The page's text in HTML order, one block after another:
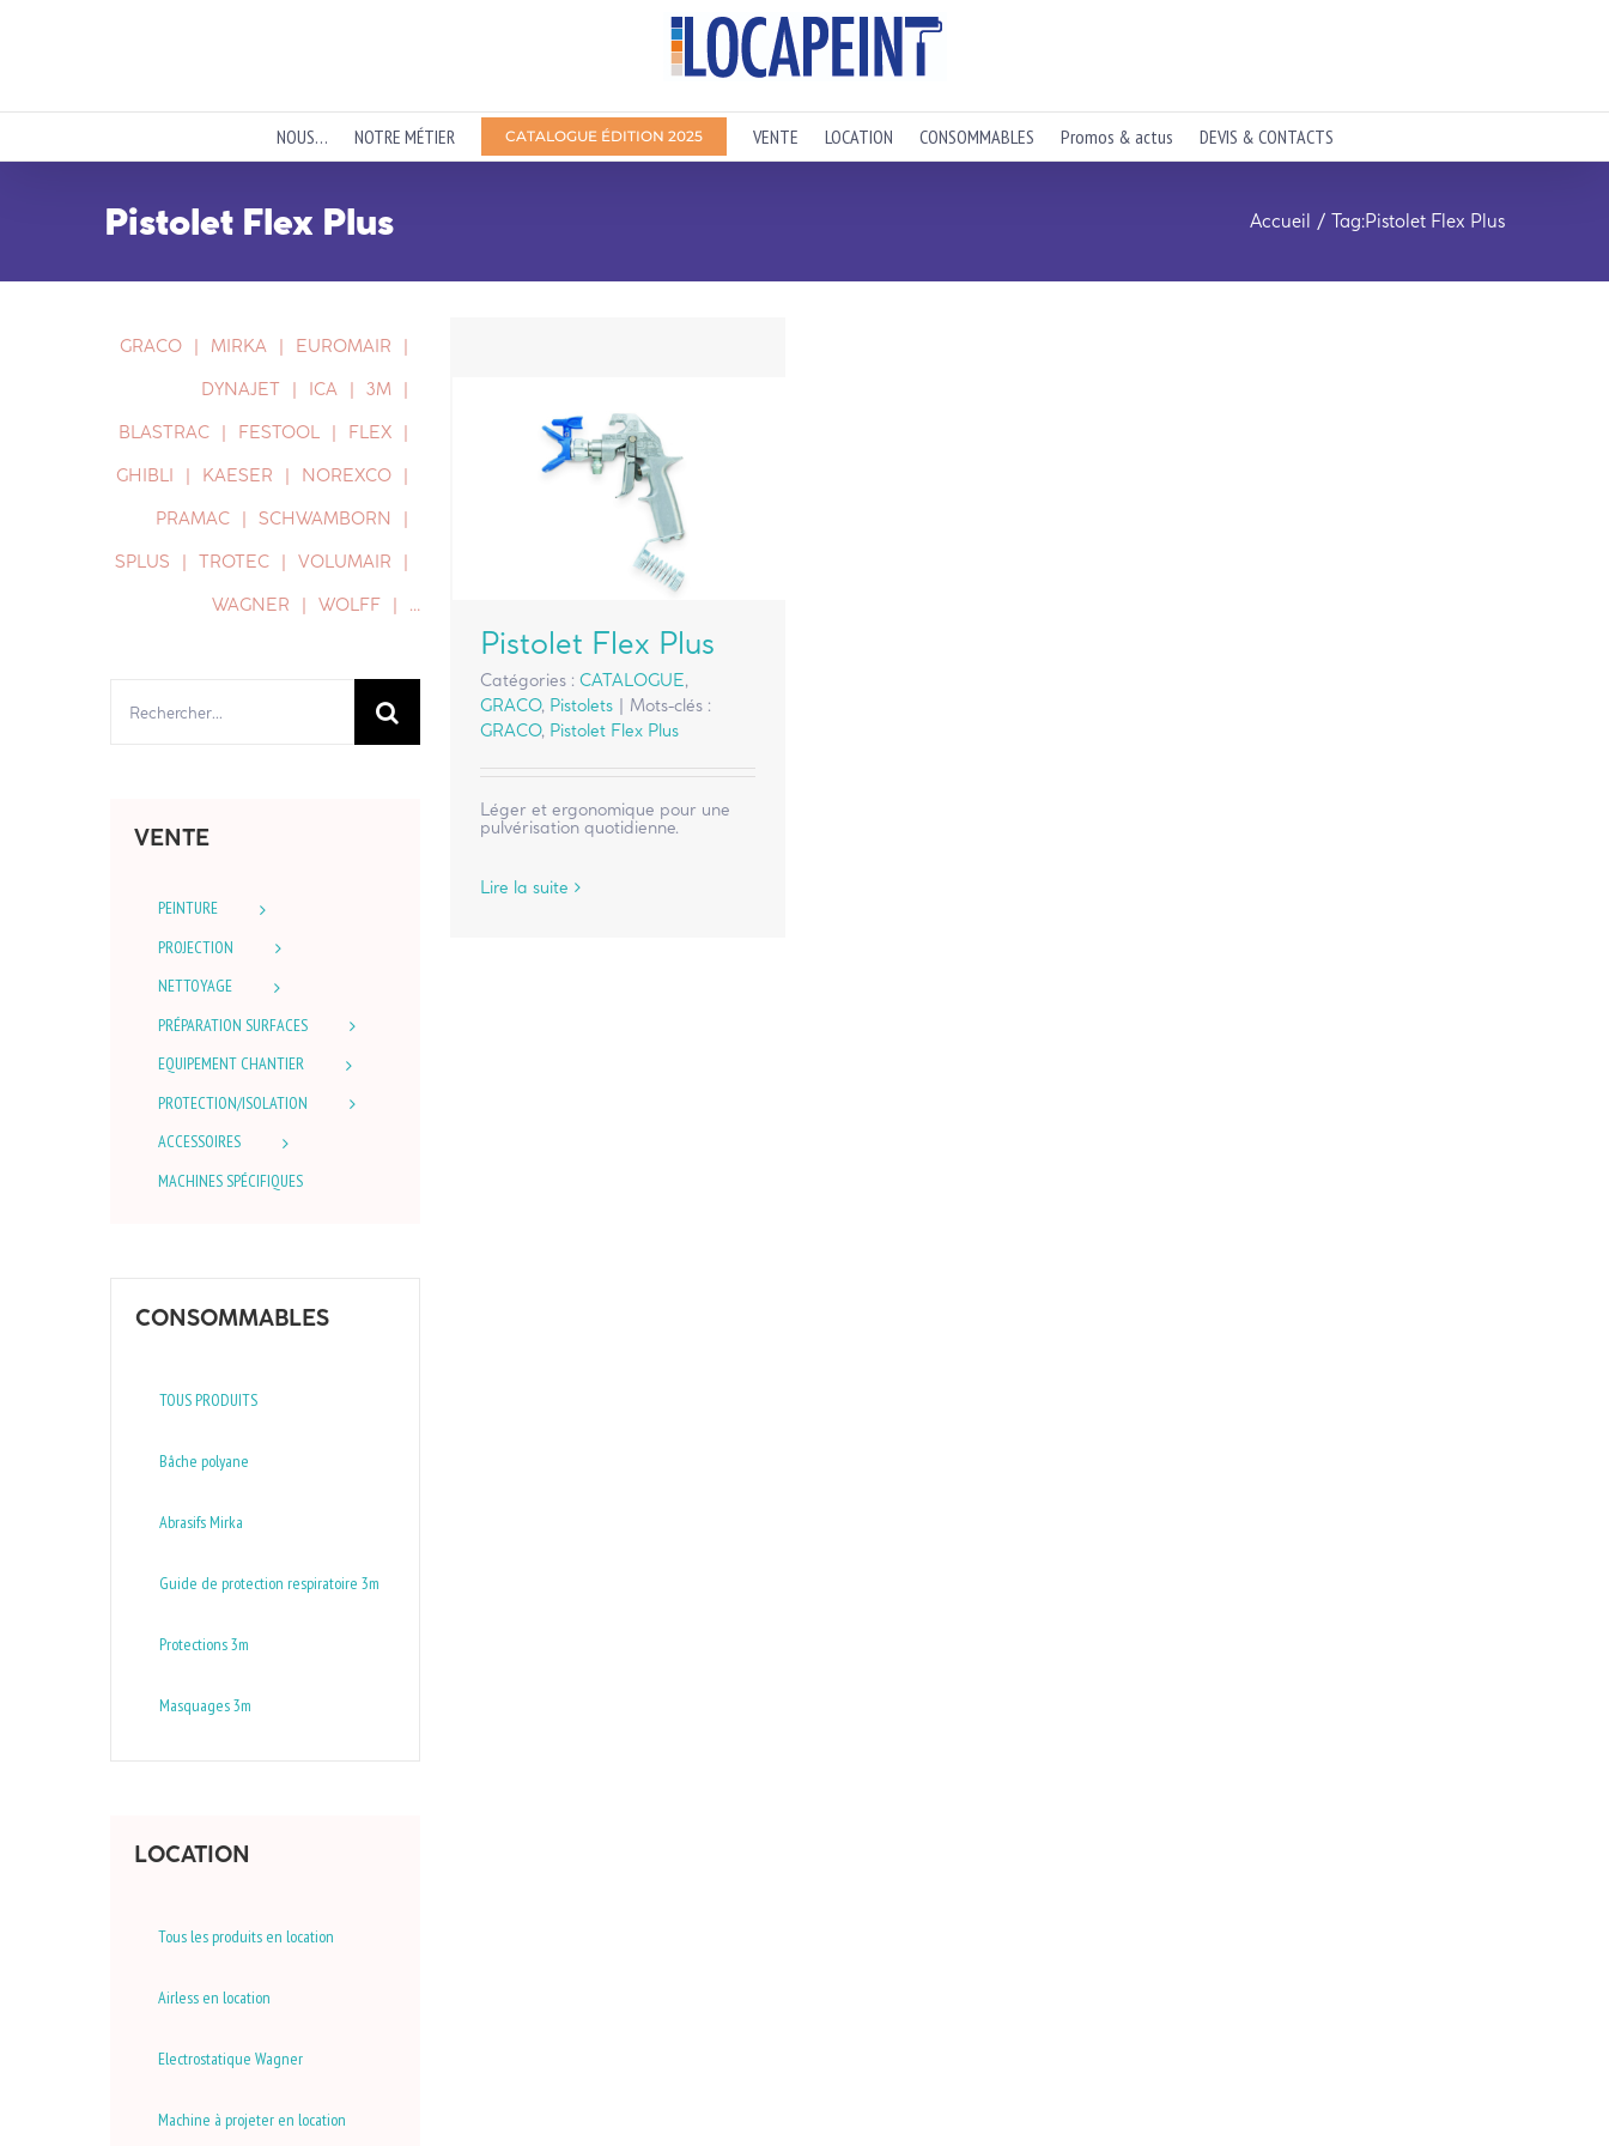
NOUS… NOTRE MÉTIER CATALOGUE ÉDITION 2025 VENTE LOCATION CONSOMMABLES Promos & actus DEVIS & CONTACTS
Pistolet Flex Plus Accueil Tag:Pistolet Flex Plus
Pistolet Flex Plus
Catégories :CATALOGUE,
GRACO, Pistolets | Mots-clés :
GRACO, Pistolet Flex Plus
Léger et ergonomique pour une
pulvérisation quotidienne.
Lire la suite
GRACO MIRKA
EUROMAIR
DYNAJET
ICA
3M
BLASTRAC
FESTOOL
FLEX
GHIBLI
KAESER
NOREXCO
PRAMAC
SCHWAMBORN
SPLUS
TROTEC
VOLUMAIR
WAGNER
WOLFF …
VENTE
PEINTURE
PROJECTION
NETTOYAGE
PRÉPARATION SURFACES
EQUIPEMENT CHANTIER
PROTECTION/ISOLATION
ACCESSOIRES
MACHINES SPÉCIFIQUES
CONSOMMABLES
TOUS PRODUITS
Bâche polyane
Abrasifs Mirka
Guide de protection respiratoire 3m
Protections 3m
Masquages 3m
LOCATION
Tous les produits en location
Airless en location
Electrostatique Wagner
Machine à projeter en location